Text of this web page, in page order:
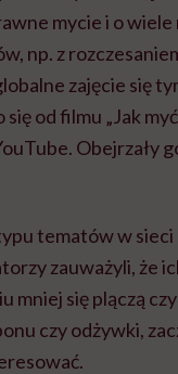
mycie i o wiele
np. z
zajęcie się
od filmu „Jak
Obejrzały
tematów w sieci
zauważyli, że
mniej się plączą
czy odżywki,